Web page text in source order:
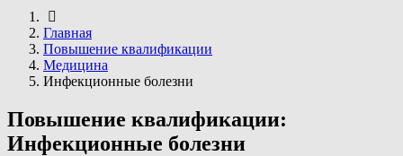
Главная
Повышение квалификации
Медицина
Инфекционные болезни
Повышение квалификации:
Инфекционные болезни